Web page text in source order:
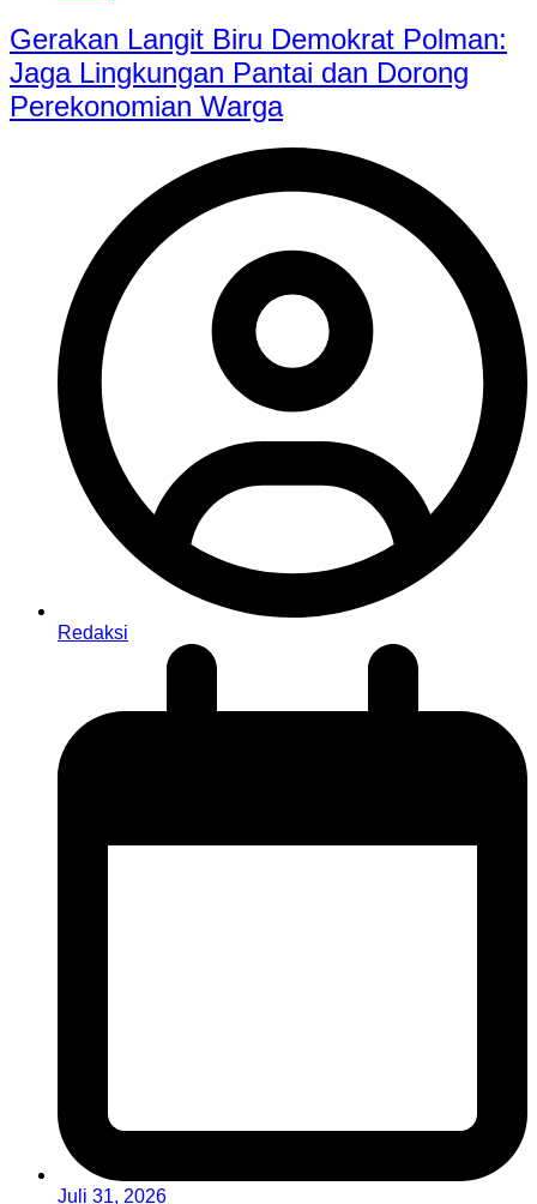
Gerakan Langit Biru Demokrat Polman:
Jaga Lingkungan Pantai dan Dorong
Perekonomian Warga
Redaksi
Juli 31, 2026